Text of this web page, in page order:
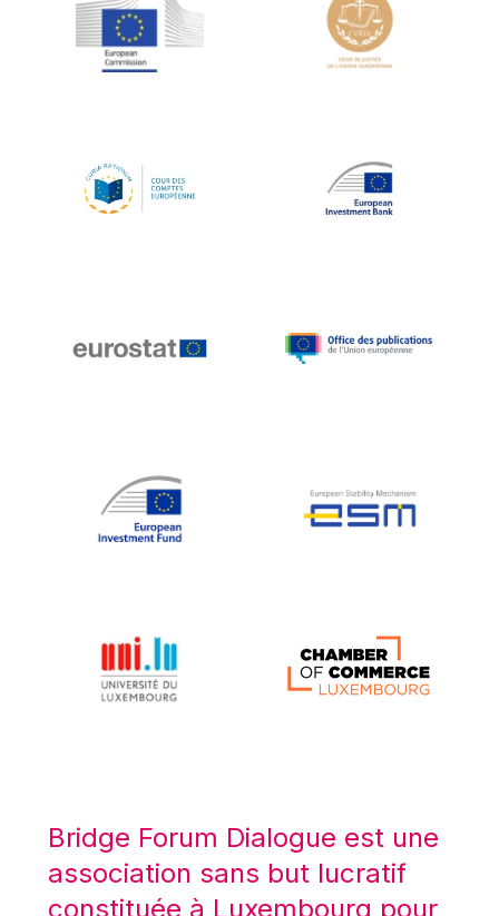
Jean-Louis Schiltz
Jean-Victor Louis
Johnny Åkerholm
Katharien L.C. Hunt
Klaus-Heiner Lehne
Koen LENAERTS
Lars Heikensten
Lucas Papademos
Máire Geoghegan-Quinn
Mario Centeno
Mario Monti
Maroš ŠEFČOVIČ
Bridge Forum Dialogue est une
association sans but lucratif
constituée à Luxembourg pour